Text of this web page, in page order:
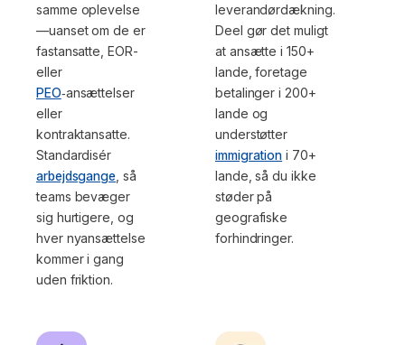
samme oplevelse
—uanset om de er
fastansatte, EOR-
eller
PEO‑ansættelser
eller
kontraktansatte.
Standardisér
arbejdsgange , så
teams bevæger
sig hurtigere, og
hver nyansættelse
kommer i gang
uden friktion.
leverandørdækning.
Deel gør det muligt
at ansætte i 150+
lande, foretage
betalinger i 200+
lande og
understøtter
immigration i 70+
lande, så du ikke
støder på
geografiske
forhindringer.